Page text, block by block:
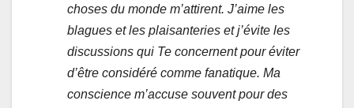
choses du monde m’attirent. J’aime les
blagues et les plaisanteries et j’évite les
discussions qui Te concernent pour éviter
d’être considéré comme fanatique. Ma
conscience m’accuse souvent pour des